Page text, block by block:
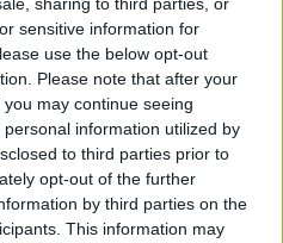
sensitive information for
use the below opt-out
Please note that after your
may continue seeing
information utilized by
to third parties prior to
opt-out of the further
by third parties on the
This information may
la classifica delle mete più
2026